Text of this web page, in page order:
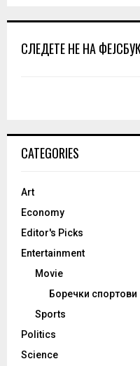
СЛЕДЕТЕ НЕ НА
CATEGORIES
Art
Economy
Editor's Picks
Entertainment
Movie
Боречки спортови
Sports
Politics
Science